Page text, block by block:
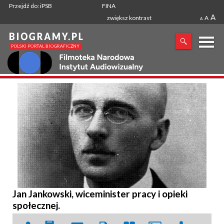
Przejdź do: iPSB
FINA
zwiększ kontrast
A A A
X
SZUKANA FRAZA
Jan Jankowski, wiceminister pracy i opieki
społecznej.